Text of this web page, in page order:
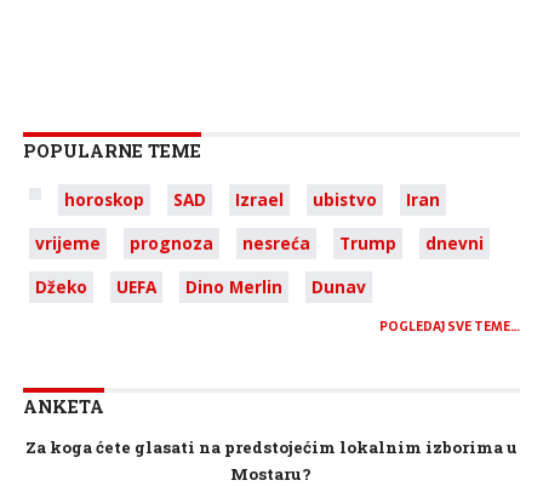
POPULARNE TEME
horoskop SAD Izrael ubistvo
Iran
vrijeme
prognoza nesreća Trump
dnevni
Džeko
UEFA Dino Merlin Dunav
POGLEDAJ SVE TEME…
ANKETA
Za koga ćete glasati na predstojećim lokalnim izborima u
Mostaru?